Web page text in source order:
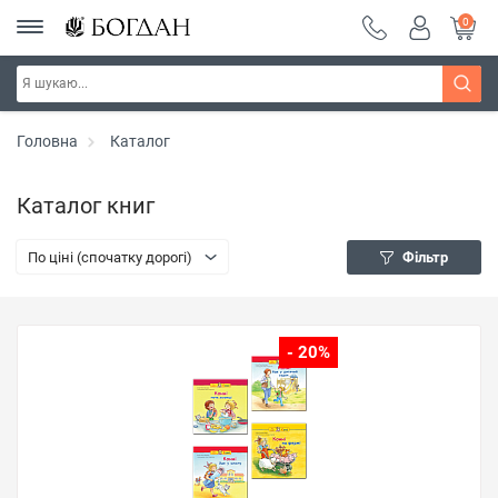
0
Головна Каталог
Каталог книг
По ціні (спочатку дорогі) Фільтр
- 20%